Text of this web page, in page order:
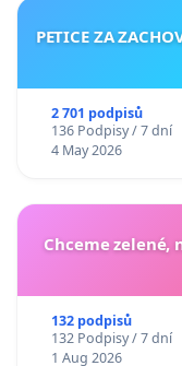
PETICE ZA
2 701 podpisů
136 Podpisy / 7 dní
4 May 2026
Chceme zelené,
132 podpisů
132 Podpisy / 7 dní
1 Aug 2026